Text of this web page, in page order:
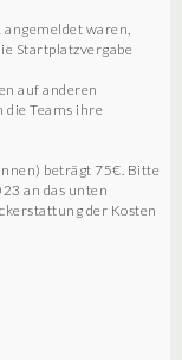
waren,
Startplatzvergabe
auf anderen
die Teams ihre
beträgt 75€. Bitte
an das unten
der Kosten